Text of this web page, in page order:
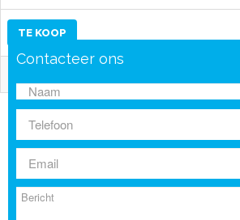
Contacteer ons
TE KOOP